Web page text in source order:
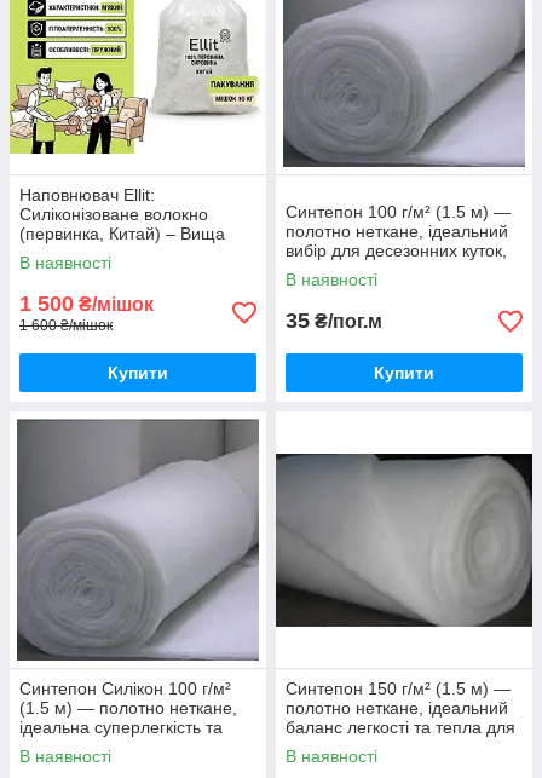
Наповнювач Ellit:
Силіконізоване волокно
(первинка, Китай) – Вища
якість
В наявності
1 500 ₴/мішок
1 600 ₴/мішок
Купити
Синтепон 100 г/м² (1.5 м) —
полотно неткане, ідеальний
вибір для десезонних куток,
вітровок та легких жилетів.
В наявності
35 ₴/пог.м
Купити
Синтепон Силікон 100 г/м²
(1.5 м) — полотно неткане,
ідеальна суперлегкість та
пластичність для витонченого
десезонного одягу.
В наявності
Синтепон 150 г/м² (1.5 м) —
полотно неткане, ідеальний
баланс легкості та тепла для
весняно-осіннього одягу.
В наявності